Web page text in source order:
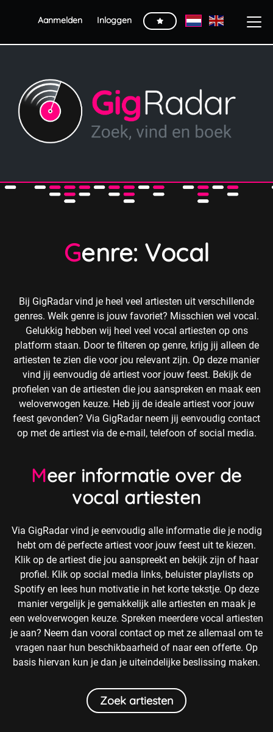
Aanmelden Inloggen
Genre: Vocal
Bij GigRadar vind je heel veel artiesten uit verschillende
genres. Welk genre is jouw favoriet? Misschien wel vocal.
Gelukkig hebben wij heel veel vocal artiesten op ons
platform staan. Door te filteren op genre, krijg jij alleen de
artiesten te zien die voor jou relevant zijn. Op deze manier
vind jij eenvoudig dé artiest voor jouw feest. Bekijk de
profielen van de artiesten die jou aanspreken en maak een
weloverwogen keuze. Heb jij de ideale artiest voor jouw
feest gevonden? Via GigRadar neem jij eenvoudig contact
op met de artiest via de e-mail, telefoon of social media.
Meer informatie over de
vocal artiesten
Via GigRadar vind je eenvoudig alle informatie die je nodig
hebt om dé perfecte artiest voor jouw feest uit te kiezen.
Klik op de artiest die jou aanspreekt en bekijk zijn of haar
profiel. Klik op social media links, beluister playlists op
Spotify en lees hun motivatie in het korte tekstje. Op deze
manier vergelijk je gemakkelijk alle artiesten en maak je
een weloverwogen keuze. Spreken meerdere vocal artiesten
je aan? Neem dan vooral contact op met ze allemaal om te
vragen naar hun beschikbaarheid of naar een offerte. Op
basis hiervan kun je dan je uiteindelijke beslissing maken.
Zoek artiesten